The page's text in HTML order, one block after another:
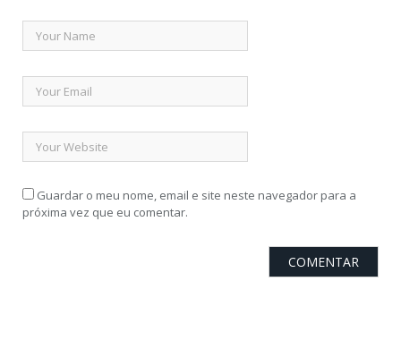
Guardar o meu nome, email e site neste navegador para a
próxima vez que eu comentar.